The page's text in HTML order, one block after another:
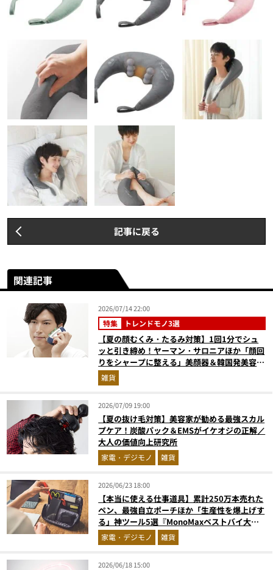
記事に戻る
関連記事
2026/07/14 22:00
特集 トレンドモノ3選
【夏の顔むくみ・たるみ対策】1回1分でシュ
ッと引き締め！ヤーマン・サロニアほか「顔回
りをシャープに整える」美顔器＆韓国発美容医
療をプロが解説
雑貨
2026/07/09 19:00
【夏の抜け毛対策】美容家が勧める最強スカル
プケア！炭酸パック＆EMSがイケオジの正解／
大人の価値向上研究所
家電・デジモノ 雑貨
2026/06/23 18:00
【本当に使える仕事道具】累計250万本売れた
ペン、最強自立ポーチほか「生産性を爆上げす
る」神ツール5選『MonoMaxベストバイ大
賞』
家電・デジモノ 雑貨
2026/06/18 15:00